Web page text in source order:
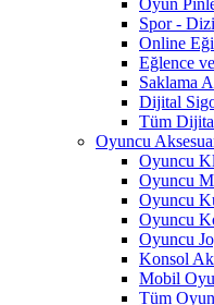
Oyun
Spor -
Online
Eğlence
Saklama
Dijital
Tüm
Oyuncu
Oyuncu
Oyuncu
Oyuncu
Oyuncu
Oyuncu
Konsol
Mobil
Tüm